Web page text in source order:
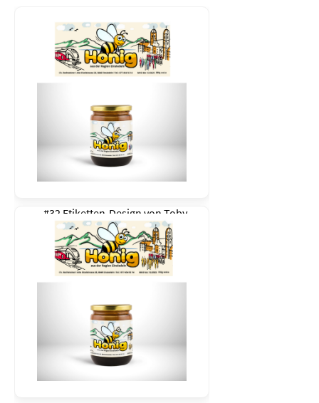
#32 Etiketten-Design von Toby